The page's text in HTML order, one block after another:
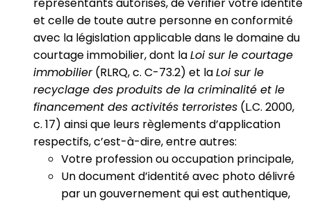
représentants autorisés, de vérifier votre identité
et celle de toute autre personne en conformité
avec la législation applicable dans le domaine du
courtage immobilier, dont laLoi sur le courtage
immobilier(RLRQ, c. C-73.2) et laLoi sur le
recyclage des produits de la criminalité et le
financement des activités terroristes (L.C. 2000,
c. 17) ainsi que leurs règlements d’application
respectifs, c’est-à-dire, entre autres:
Votre profession ou occupation principale,
Un document d’identité avec photo délivré
par un gouvernement qui est authentique,